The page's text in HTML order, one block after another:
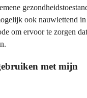
ook nauwlettend in
om ervoor te zorgen
met mijn